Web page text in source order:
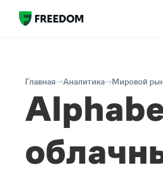
Главная Аналитика Мировой